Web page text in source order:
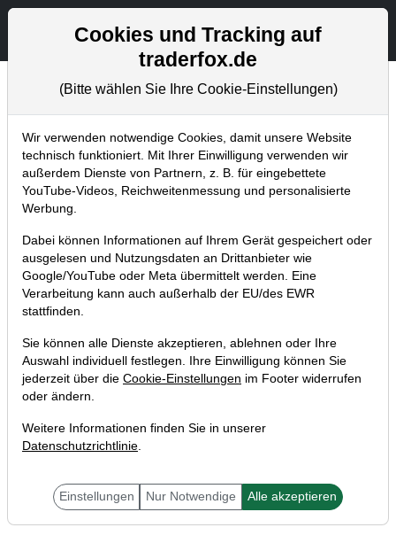
Aktien- und Artikelsuche
Aktuelles
Home Blog Aktuelles
Bubble-Chart-Tool: Finde Aktien,
die aus der Masse herausstechen
22.05.2020 um 12:28 Uhr | TraderFox GmbH
Cookies und Tracking auf
traderfox.de
(Bitte wählen Sie Ihre Cookie-Einstellungen)
Wir verwenden notwendige Cookies, damit unsere Website
technisch funktioniert. Mit Ihrer Einwilligung verwenden wir
außerdem Dienste von Partnern, z. B. für eingebettete
YouTube-Videos, Reichweitenmessung und personalisierte
Werbung.
Dabei können Informationen auf Ihrem Gerät gespeichert oder
ausgelesen und Nutzungsdaten an Drittanbieter wie
Google/YouTube oder Meta übermittelt werden. Eine
Verarbeitung kann auch außerhalb der EU/des EWR
stattfinden.
Sie können alle Dienste akzeptieren, ablehnen oder Ihre
Auswahl individuell festlegen. Ihre Einwilligung können Sie
jederzeit über die Cookie-Einstellungen im Footer widerrufen
oder ändern.
Weitere Informationen finden Sie in unserer
Datenschutzrichtlinie.
Einstellungen Nur Notwendige Alle akzeptieren